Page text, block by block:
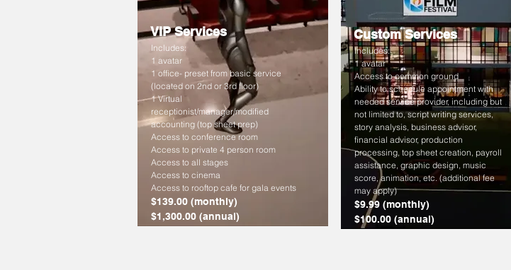
VIP Services
Includes:
1 avatar
1 office- preset from basic service
(located on 2nd or 3rd floor)
1 Virtual
receptionist/manager/modified
accounting (top sheet prep)
Access to conference room
Access to private 4 person room
Access to all stages
Access to cinema
Access to rooftop cafe for gala events
$139.00 (monthly)
$1,300.00 (annual)
Custom Services
Includes:
1 avatar
Access to common ground
Ability to schedule appointment with
needed service provider, including but
not limited to, script writing services,
story analysis, business advisor,
financial advisor, production
processing, top sheet creation, payroll
assistance, graphic design, music
score, animation, etc. (additional fee
may apply)
$9.99 (monthly)
$100.00 (annual)